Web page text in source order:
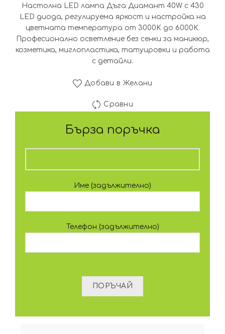
86.41€
(169.00
лв.).
Настолна LED лампа Дъга Диамант 40W с 430
LED диода, регулируема яркост и настройка на
цветната температура от 3000K до 6000K.
Професионално осветление без сенки за маникюр,
козметика, миглопластика, татуировки и работа
с детайли.
Добави в Желани
Сравни
Бърза поръчка
Име (задължително)
Телефон (задължително)